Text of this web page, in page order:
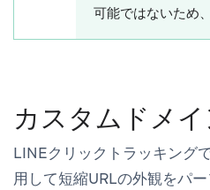
可能ではないため
カスタムドメイ
LINEクリックトラッキング
用して短縮URLの外観をパ